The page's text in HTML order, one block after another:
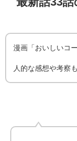
漫画「おいしいコ
人的な感想や考察